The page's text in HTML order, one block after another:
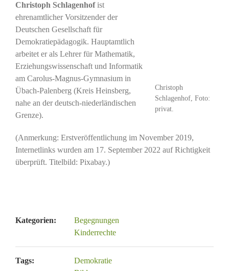
Christoph
Schlagenhof, Foto:
privat.
Christoph Schlagenhofist
ehrenamtlicher Vorsitzender der
Deutschen Gesellschaft für
Demokratiepädagogik. Hauptamtlich
arbeitet er als Lehrer für Mathematik,
Erziehungswissenschaft und Informatik
am Carolus-Magnus-Gymnasium in
Übach-Palenberg (Kreis Heinsberg,
nahe an der deutsch-niederländischen
Grenze).
(Anmerkung: Erstveröffentlichung im November 2019,
Internetlinks wurden am 17. September 2022 auf Richtigkeit
überprüft. Titelbild: Pixabay.)
Kategorien:
Begegnungen
Kinderrechte
Tags:
Demokratie